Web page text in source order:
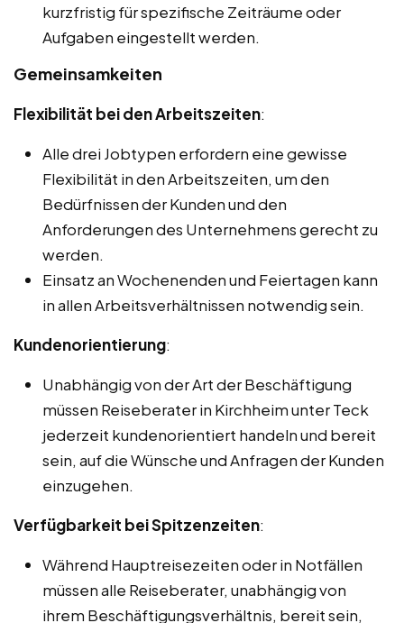
kurzfristig für spezifische Zeiträume oder
Aufgaben eingestellt werden.
Gemeinsamkeiten
Flexibilität bei den Arbeitszeiten:
Alle drei Jobtypen erfordern eine gewisse
Flexibilität in den Arbeitszeiten, um den
Bedürfnissen der Kunden und den
Anforderungen des Unternehmens gerecht zu
werden.
Einsatz an Wochenenden und Feiertagen kann
in allen Arbeitsverhältnissen notwendig sein.
Kundenorientierung:
Unabhängig von der Art der Beschäftigung
müssen Reiseberater in Kirchheim unter Teck
jederzeit kundenorientiert handeln und bereit
sein, auf die Wünsche und Anfragen der Kunden
einzugehen.
Verfügbarkeit bei Spitzenzeiten:
Während Hauptreisezeiten oder in Notfällen
müssen alle Reiseberater, unabhängig von
ihrem Beschäftigungsverhältnis, bereit sein,